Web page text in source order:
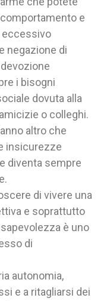
e
eccessivo
negazione di
i bisogni
dovuta alla
o colleghi.
altro che
insicurezze
diventa sempre
di vivere una
e soprattutto
è uno
di
autonomia,
e a ritagliarsi dei